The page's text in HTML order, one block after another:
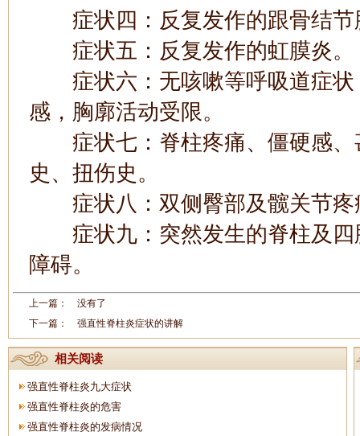
症状四：反复发作的跟骨结节
症状五：反复发作的虹膜炎。
症状六：无咳嗽等呼吸道症状
感，胸廓活动受限。
症状七：脊柱疼痛、僵硬感、
史、扭伤史。
症状八：双侧臀部及髋关节疼
症状九：突然发生的脊柱及四
障碍。
上一篇： 没有了
下一篇： 强直性脊柱炎症状的讲解
相关阅读
强直性脊柱炎九大症状
强直性脊柱炎的危害
强直性脊柱炎的发病情况